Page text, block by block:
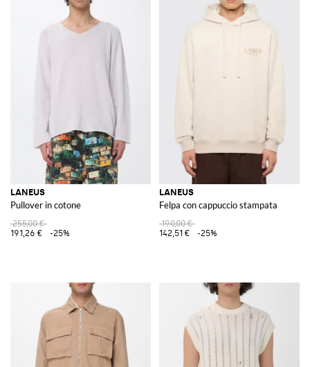
LANEUS
Pullover in cotone
255,00 €
191,26 €
-25%
LANEUS
Felpa con cappuccio stampata
190,00 €
142,51 €
-25%